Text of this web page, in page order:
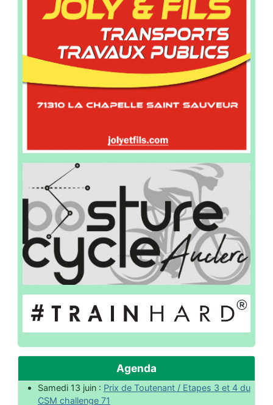
Agenda
Samedi 13 juin : Prix de Toutenant / Etapes 3 et 4 du
CSM challenge 71